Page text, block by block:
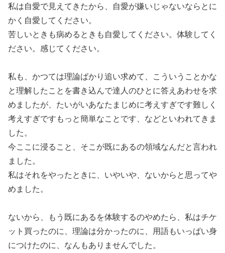
私は自愛で見えてきたから、自愛が嫌いじゃないならとに
かく自愛してください。
苦しいときも病めるときも自愛してください。体験してく
ださい。感じてください。
私も、かつては理論ばかり追い求めて、こういうことかな
と理解したことを書き込んで達人のひとに答えあわせを求
めましたが、たいがいあなたまじめに考えすぎです難しく
考えすぎですもっと簡単なことです、などといわれてきま
した。
今ここに浸ること、そこが既にあるの領域なんだと言われ
ました。
私はそれをやったときに、いやいや、ないからと思ってや
めました。
ないから、もう既にあるを体験するのやめたら、私はチケ
ット買ったのに、理論は分かったのに、用語もいっぱい身
につけたのに、なんもありませんでした。